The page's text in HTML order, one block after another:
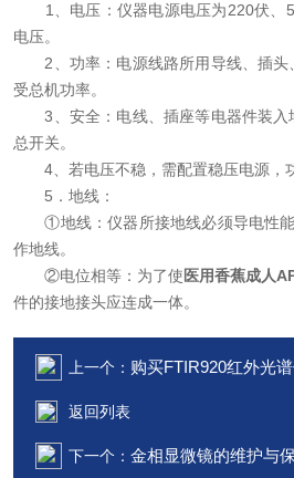
1、电压：仪器电源电压为220伏、
电压。
2、功率：电源线路所用导线、插头
受总机功率。
3、安全：电线、插座等电器件装入
总开关。
4、若电压不稳，需配置稳压电源，功
5．地线：
①地线：仪器所接地线必须导电性能
作地线。
②电位相等：为了使医用香蕉成人
件的接地接头应连成一体。
上一个： 购买FTIR920红外光
返回列表
下一个： 金相显微镜的维护与